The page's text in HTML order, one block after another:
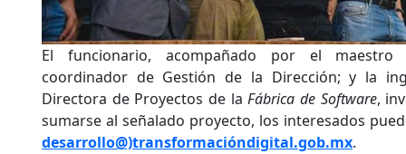
El funcionario, acompañado por el maestro
coordinador de Gestión de la Dirección; y la
Directora de Proyectos de laFábrica de Software,
sumarse al señalado proyecto, los interesados
desarrollo@)transformacióndigital.gob.mx.